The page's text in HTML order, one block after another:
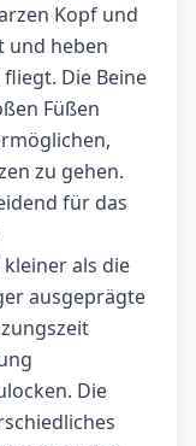
Kopf und
und heben
Die Beine
Füßen
zu gehen.
für das
als die
ausgeprägte
Die